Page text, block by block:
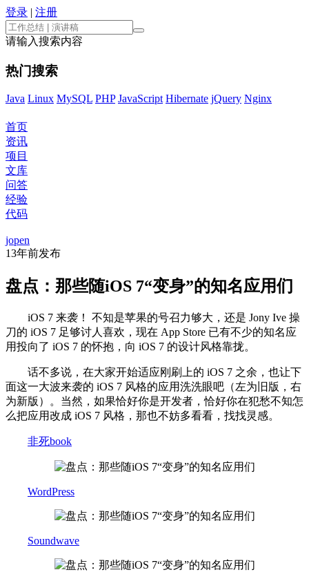
登录 | 注册
请输入搜索内容
热门搜索
Java Linux MySQL PHP JavaScript Hibernate jQuery Nginx
首页
资讯
项目
文库
问答
经验
代码
jopen
13年前发布
盘点：那些随iOS 7“变身”的知名应用们
iOS 7 来袭！ 不知是苹果的号召力够大，还是 Jony Ive 操
刀的 iOS 7 足够讨人喜欢，现在 App Store 已有不少的知名应
用投向了 iOS 7 的怀抱，向 iOS 7 的设计风格靠拢。
话不多说，在大家开始适应刚刷上的 iOS 7 之余，也让下
面这一大波来袭的 iOS 7 风格的应用洗洗眼吧（左为旧版，右
为新版）。当然，如果恰好你是开发者，恰好你在犯愁不知怎
么把应用改成 iOS 7 风格，那也不妨多看看，找找灵感。
非死book
WordPress
Soundwave